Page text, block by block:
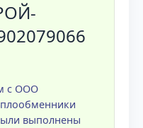
с ООО
выполнены